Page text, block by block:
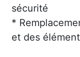
sécurité
*
et des